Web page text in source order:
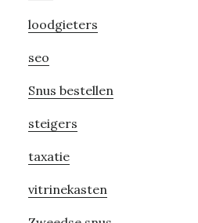
loodgieters
seo
Snus bestellen
steigers
taxatie
vitrinekasten